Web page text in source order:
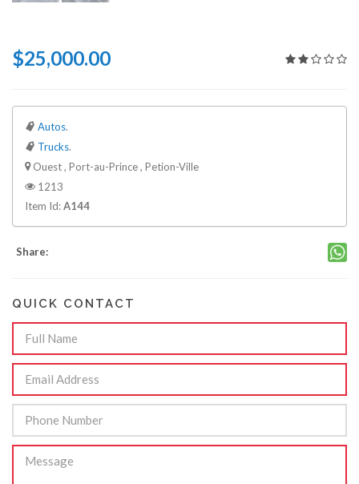
$25,000.00
Autos.
Trucks.
Ouest , Port-au-Prince , Petion-Ville
1213
Item Id:A144
Share:
QUICK CONTACT